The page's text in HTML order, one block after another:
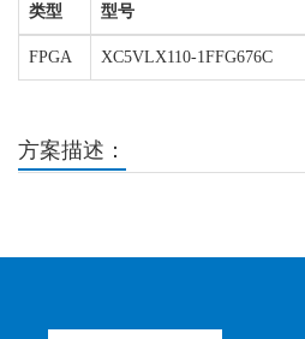
类型 型号
FPGA XC5VLX110-1FFG676C
方案描述：